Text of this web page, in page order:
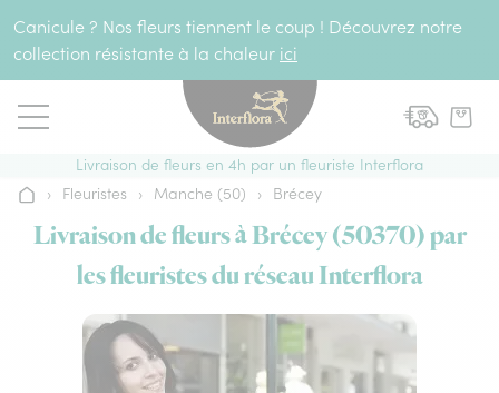
Canicule ? Nos fleurs tiennent le coup ! Découvrez notre
collection résistante à la chaleur ici
Livraison de fleurs en 4h par un fleuriste Interflora
Accueil
› Fleuristes › Manche (50) › Brécey
Livraison de fleurs à Brécey (50370) par
les fleuristes du réseau Interflora